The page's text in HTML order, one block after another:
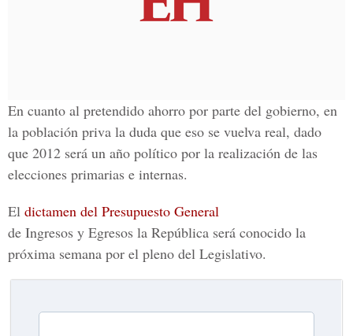
En cuanto al pretendido ahorro por parte del gobierno, en
la población priva la duda que eso se vuelva real, dado
que 2012 será un año político por la realización de las
elecciones primarias e internas.
El dictamen del Presupuesto General
de Ingresos y Egresos la República será conocido la
próxima semana por el pleno del Legislativo.